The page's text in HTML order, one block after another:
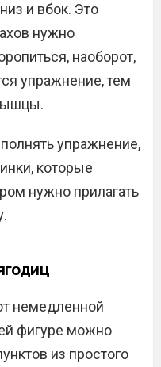
и вбок. Это
нужно
наоборот,
упражнение, тем
упражнение,
которые
нужно прилагать
немедленной
фигуре можно
из простого